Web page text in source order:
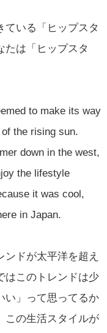
ている「ヒップスタ
たは「ヒップスタ
to make its way
the rising sun.
down in the west,
the lifestyle
it was cool,
in Japan.
ドが太平洋を超え
はこのトレンドは少
い」って思ってるか
この生活スタイルが